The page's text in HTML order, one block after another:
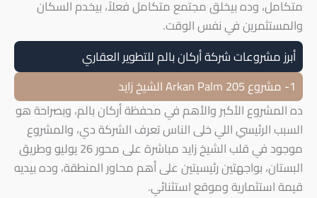
متكامل، وده بيخلق مجتمع متكامل فعلاً، بيخدم السكان
والمستثمرين في نفس الوقت.
أبرز مشروعات شركة أركان بالم للتطوير العقاري
1- مشروع 205 Arkan Palm الشيخ زايد
ده المشروع الأكبر والأهم في محفظة أركان بالم، وبصراحة هو
السبب الرئيسي اللي خلى الناس تعرف الشركة دي، والمشروع
موجود في قلب الشيخ زايد مباشرة على محور 26 يوليو وطريق
البستان، بواجهتين رئيسيتين على أهم محاور المنطقة، وده بيديه
قيمة استثمارية وموقع استثنائي.